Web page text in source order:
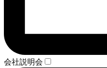
会社説明会